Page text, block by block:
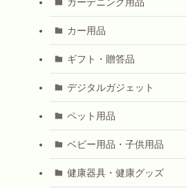
カー用品
ギフト・贈答品
デジタルガジェット
ペット用品
ベビー用品・子供用品
健康器具・健康グッズ